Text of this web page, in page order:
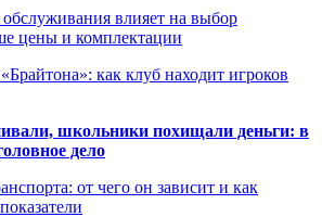
влияет на выбор
цены и комплектации
как клуб находит игроков
школьники похищали деньги: в
дело
от чего он зависит и как